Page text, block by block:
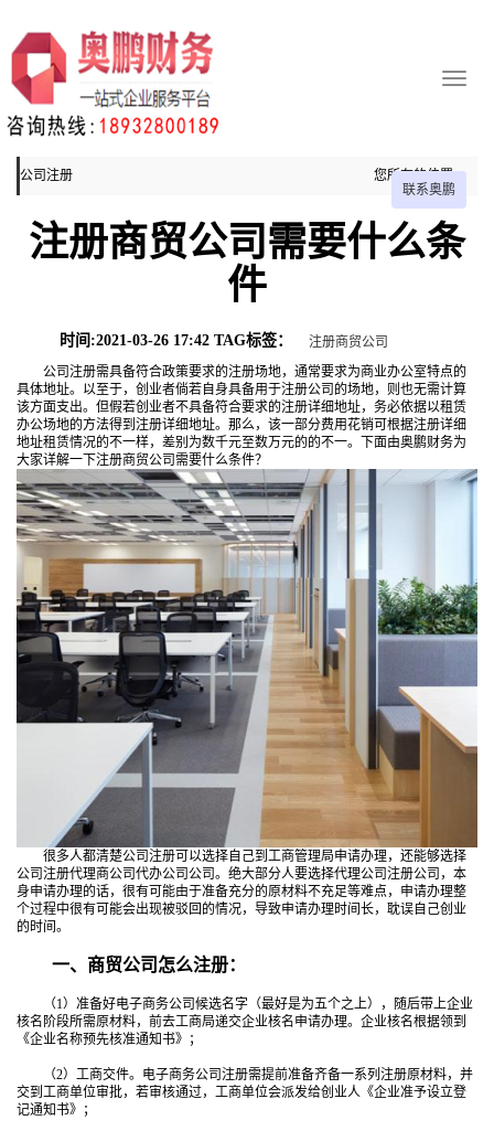
联系奥鹏
公司注册 您所在的位置：
公司注册
注册商贸公司需要什么条
件
时间:2021-03-26 17:42 TAG标签：
注册商贸公司
公司注册需具备符合政策要求的注册场地，通常要求为商业办公室特点的
具体地址。以至于，创业者倘若自身具备用于注册公司的场地，则也无需计算
该方面支出。但假若创业者不具备符合要求的注册详细地址，务必依据以租赁
办公场地的方法得到注册详细地址。那么，该一部分费用花销可根据注册详细
地址租赁情况的不一样，差别为数千元至数万元的的不一。下面由奥鹏财务为
大家详解一下注册商贸公司需要什么条件？
很多人都清楚公司注册可以选择自己到工商管理局申请办理，还能够选择
公司注册代理商公司代办公司公司。绝大部分人要选择代理公司注册公司，本
身申请办理的话，很有可能由于准备充分的原材料不充足等难点，申请办理整
个过程中很有可能会出现被驳回的情况，导致申请办理时间长，耽误自己创业
的时间。
一、商贸公司怎么注册：
（1）准备好电子商务公司候选名字（最好是为五个之上），随后带上企业
核名阶段所需原材料，前去工商局递交企业核名申请办理。企业核名根据领到
《企业名称预先核准通知书》；
（2）工商交件。电子商务公司注册需提前准备齐备一系列注册原材料，并
交到工商单位审批，若审核通过，工商单位会派发给创业人《企业准予设立登
记通知书》；